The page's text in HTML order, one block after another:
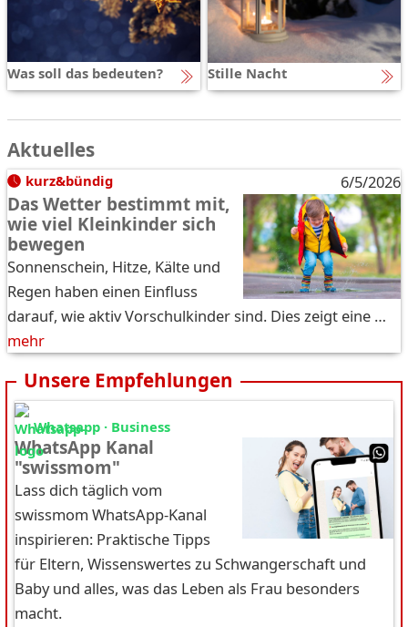
Was soll das bedeuten? Stille Nacht
Aktuelles
kurz&bündig 6/5/2026
Das Wetter bestimmt mit,
wie viel Kleinkinder sich
bewegen
Sonnenschein, Hitze, Kälte und
Regen haben einen Einfluss
darauf, wie aktiv Vorschulkinder sind. Dies zeigt eine …
mehr
Unsere Empfehlungen
Whatsapp · Business
WhatsApp Kanal
"swissmom"
Lass dich täglich vom
swissmom WhatsApp-Kanal
inspirieren: Praktische Tipps
für Eltern, Wissenswertes zu Schwangerschaft und
Baby und alles, was das Leben als Frau besonders
macht.